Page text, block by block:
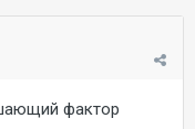
фактор